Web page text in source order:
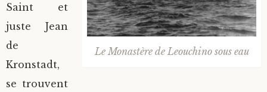
Le Monastère de Leouchino sous eau
Saint et
juste Jean
de
Kronstadt,
se trouvent